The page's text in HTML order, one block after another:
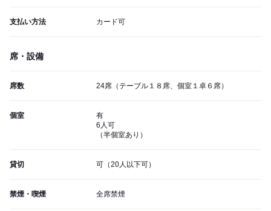
支払い方法 カード可
席・設備
席数 24席（テーブル１８席、個室１卓６席）
個室
有
6人可
（半個室あり）
貸切 可（20人以下可）
禁煙・喫煙 全席禁煙